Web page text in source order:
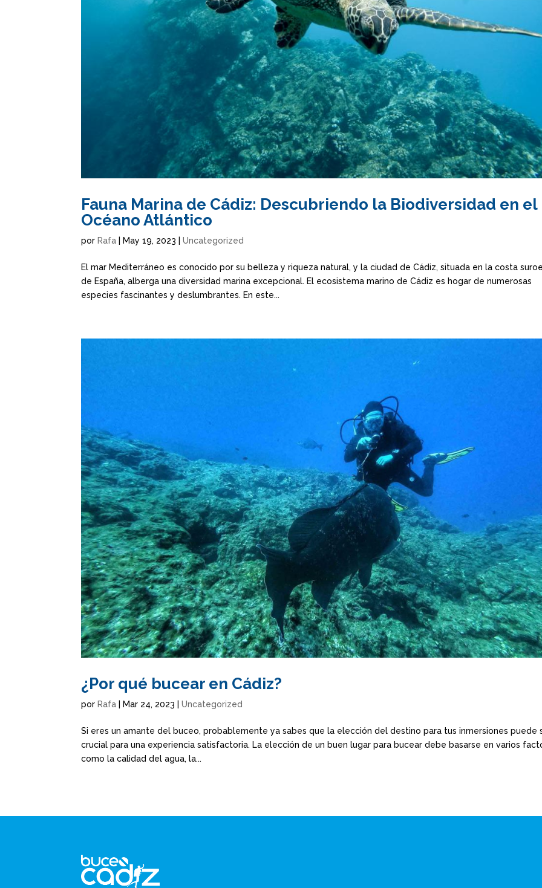
Fauna Marina de Cádiz: Descubriendo la Biodiversidad en el
Océano Atlántico
por Rafa May 19, 2023 |Uncategorized
El mar Mediterráneo es conocido por su belleza y riqueza natural, y la ciudad de Cádiz, situada en la costa
de España, alberga una diversidad marina excepcional. El ecosistema marino de Cádiz es hogar de numerosas
especies fascinantes y deslumbrantes. En este...
¿Por qué bucear en Cádiz?
porRafa |Mar 24, 2023 |Uncategorized
Si eres un amante del buceo, probablemente ya sabes que la elección del destino para tus inmersiones puede
crucial para una experiencia satisfactoria. La elección de un buen lugar para bucear debe basarse en varios
como la calidad del agua, la...